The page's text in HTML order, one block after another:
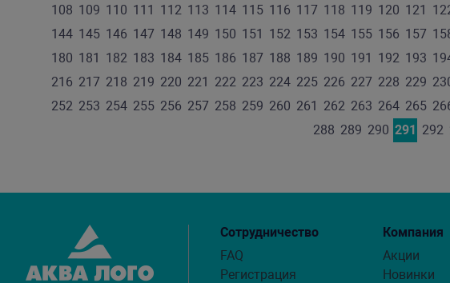
108 109 110 111 112 113 114 115 116 117 118 119 120 121
144 145 146 147 148 149 150 151 152 153 154 155 156 157
180 181 182 183 184 185 186 187 188 189 190 191 192 193
216 217 218 219 220 221 222 223 224 225 226 227 228 229
252 253 254 255 256 257 258 259 260 261 262 263 264 265
288 289 290 291 292
Сотрудничество
FAQ
Регистрация
Компания
Акции
Новинки